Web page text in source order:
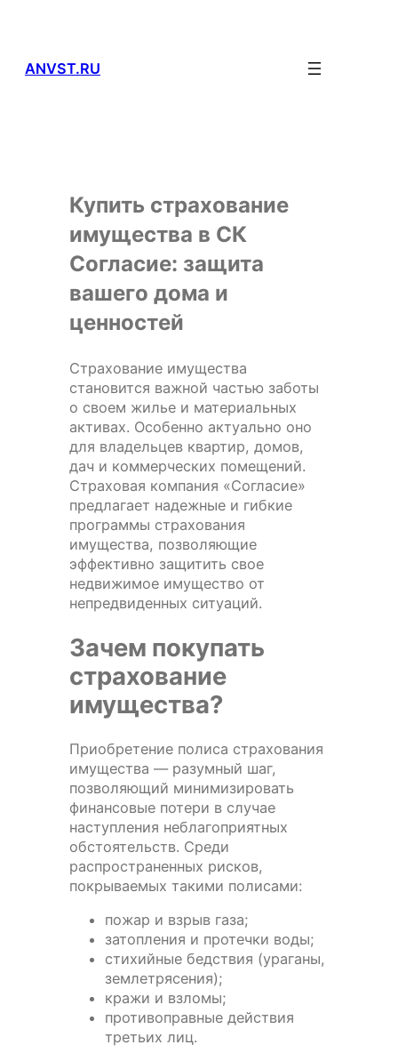
ANVST.RU
Купить страхование
имущества в СК
Согласие: защита
вашего дома и
ценностей
Страхование имущества
становится важной частью заботы
о своем жилье и материальных
активах. Особенно актуально оно
для владельцев квартир, домов,
дач и коммерческих помещений.
Страховая компания «Согласие»
предлагает надежные и гибкие
программы страхования
имущества, позволяющие
эффективно защитить свое
недвижимое имущество от
непредвиденных ситуаций.
Зачем покупать
страхование
имущества?
Приобретение полиса страхования
имущества — разумный шаг,
позволяющий минимизировать
финансовые потери в случае
наступления неблагоприятных
обстоятельств. Среди
распространенных рисков,
покрываемых такими полисами:
пожар и взрыв газа;
затопления и протечки воды;
стихийные бедствия (ураганы,
землетрясения);
кражи и взломы;
противоправные действия
третьих лиц.